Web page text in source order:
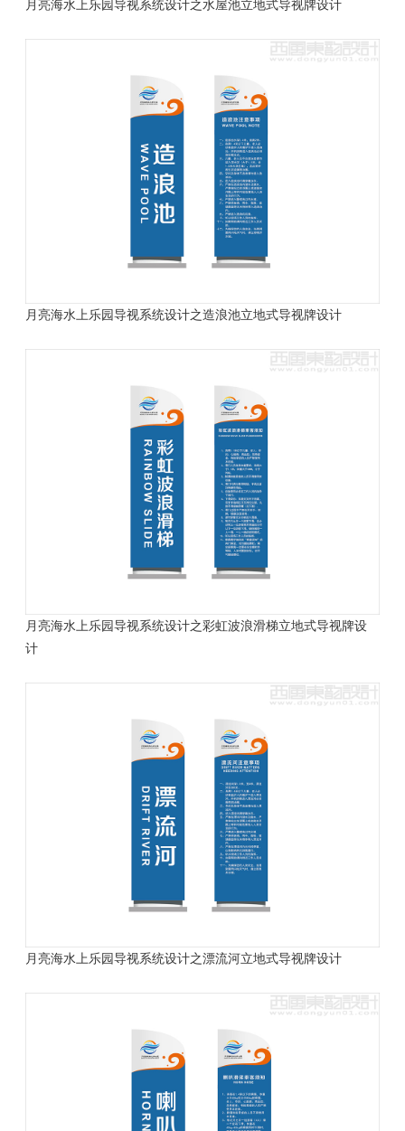
月亮海水上乐园导视系统设计之水屋池立地式导视牌设计
月亮海水上乐园导视系统设计之造浪池立地式导视牌设计
月亮海水上乐园导视系统设计之彩虹波浪滑梯立地式导视牌设
计
月亮海水上乐园导视系统设计之漂流河立地式导视牌设计